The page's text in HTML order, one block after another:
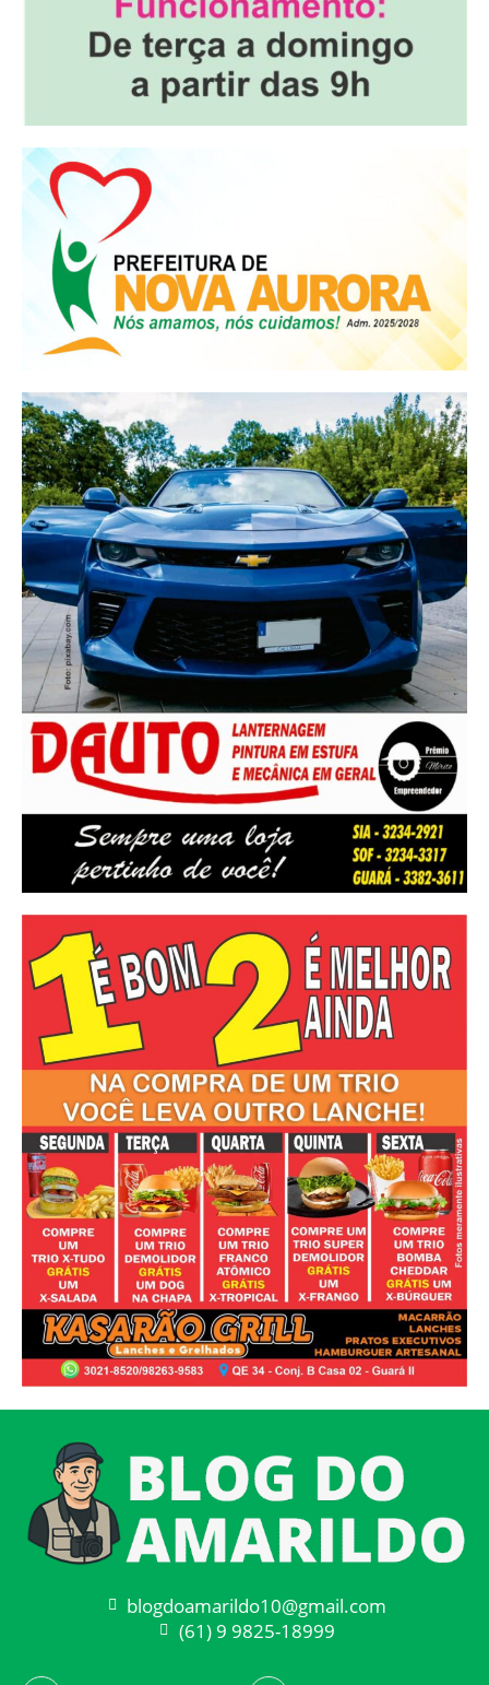
blogdoamarildo10@gmail.com
(61) 9 9825-18999